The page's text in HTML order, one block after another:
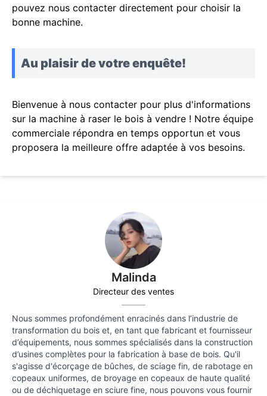
Malinda
Directeur des ventes
Nous sommes profondément enracinés dans l’industrie de
transformation du bois et, en tant que fabricant et fournisseur
d’équipements, nous sommes spécialisés dans la construction
d’usines complètes pour la fabrication à base de bois. Qu'il
s'agisse d'écorçage de bûches, de sciage fin, de rabotage en
copeaux uniformes, de broyage en copeaux de haute qualité
ou de déchiquetage en sciure fine, nous pouvons vous fournir
pouvez nous contacter directement pour choisir la
bonne machine.
Au plaisir de votre enquête!
Bienvenue à nous contacter pour plus d'informations
sur la machine à raser le bois à vendre ! Notre équipe
commerciale répondra en temps opportun et vous
proposera la meilleure offre adaptée à vos besoins.